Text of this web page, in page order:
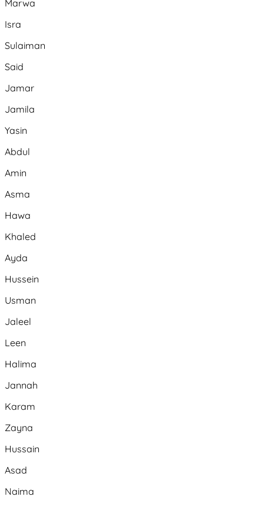
Marwa
Isra
Sulaiman
Said
Jamar
Jamila
Yasin
Abdul
Amin
Asma
Hawa
Khaled
Ayda
Hussein
Usman
Jaleel
Leen
Halima
Jannah
Karam
Zayna
Hussain
Asad
Naima